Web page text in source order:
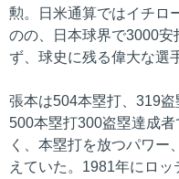
勲。日米通算ではイチロ
のの、日本球界で3000安
ず、球史に残る偉大な選
張本は504本塁打、319
500本塁打300盗塁達成
く、本塁打を放つパワー
えていた。1981年にロ